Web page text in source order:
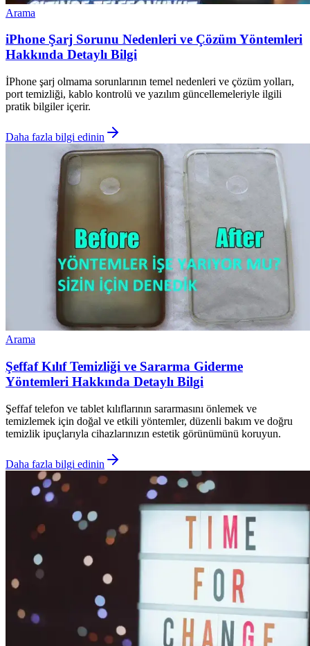
Arama
iPhone Şarj Sorunu Nedenleri ve Çözüm Yöntemleri
Hakkında Detaylı Bilgi
İPhone şarj olmama sorunlarının temel nedenleri ve çözüm yolları,
port temizliği, kablo kontrolü ve yazılım güncellemeleriyle ilgili
pratik bilgiler içerir.
Daha fazla bilgi edinin
Arama
Şeffaf Kılıf Temizliği ve Sararma Giderme
Yöntemleri Hakkında Detaylı Bilgi
Şeffaf telefon ve tablet kılıflarının sararmasını önlemek ve
temizlemek için doğal ve etkili yöntemler, düzenli bakım ve doğru
temizlik ipuçlarıyla cihazlarınızın estetik görünümünü koruyun.
Daha fazla bilgi edinin